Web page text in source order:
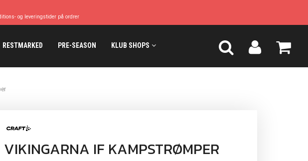
og leveringstider på ordrer
RESTMARKED PRE-SEASON KLUB SHOPS
VIKINGARNA IF KAMPSTRØMPER